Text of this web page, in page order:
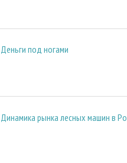
Деньги под ногами
Динамика рынка лесных машин в